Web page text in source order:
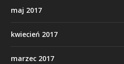
maj 2017
kwiecień 2017
marzec 2017